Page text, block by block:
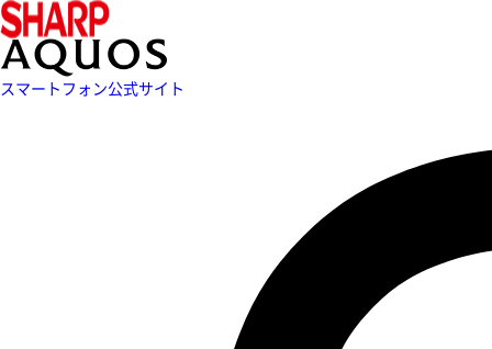
スマートフォン公式サイト